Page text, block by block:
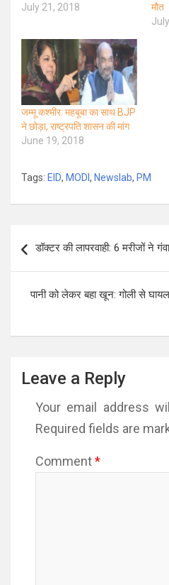
July 21, 2018
मौत
जम्मू कश्मीर: महबूबा का साथ BJP
ने छोड़ा, राष्ट्रपति शासन की मांग
June 19, 2018
Tags: EID, MODI , Newslab, PM
navigation
डॉक्टर की लापरवाही: 6 मरीजों ने
पानी को लेकर बहा खून: गोली से
Leave a Reply
Your email address
Required fields are
Comment*